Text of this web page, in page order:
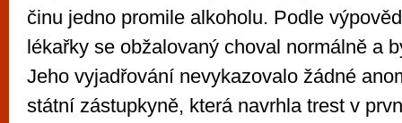
činu jedno promile alkoholu. Podle
lékařky se obžalovaný choval normálně a
Jeho vyjadřování nevykazovalo žádné
státní zástupkyně, která navrhla trest v